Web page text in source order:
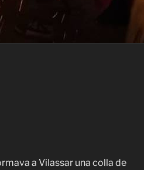
a Vilassar una colla de